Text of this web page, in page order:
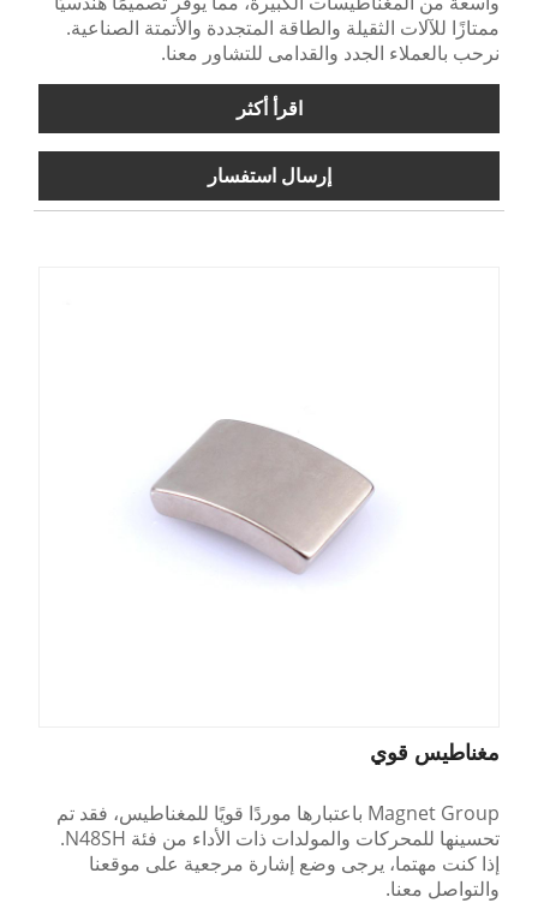
ممتازًا للآلات الثقيلة والطاقة المتجددة والأتمتة الصناعية.
نرحب بالعملاء الجدد والقدامى للتشاور معنا.
اقرأ أكثر
إرسال استفسار
مغناطيس قوي
Magnet Group باعتبارها موردًا قويًا للمغناطيس، فقد تم
تحسينها للمحركات والمولدات ذات الأداء من فئة N48SH.
إذا كنت مهتما، يرجى وضع إشارة مرجعية على موقعنا
والتواصل معنا.